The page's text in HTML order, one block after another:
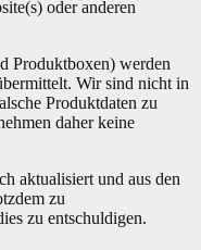
oder anderen
Produktboxen) werden
Wir sind nicht in
Produktdaten zu
daher keine
aktualisiert und aus den
zu
zu entschuldigen.